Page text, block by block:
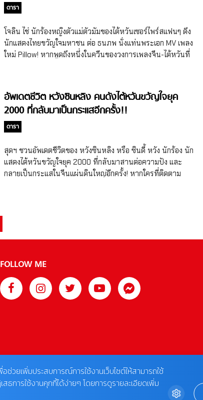
ดารา
โจลิน ไช่ นักร้องหญิงตัวแม่ตัวมัมของไต้หวันเซอร์ไพร์สแฟนๆ ดึง
นักแสดงไทยขวัญใจมหาชน ต่อ ธนภพ นั่งแท่นพระเอก MV เพลง
ใหม่ Pillow! หากพูดถึงหนึ่งในควีนของวงการเพลงจีน-ไต้หวันที่
ไช่เป็นนักร้อง นักแต่งเพลง โปรดิวเซอร์ นักแสดงไต้หวันวัย 44 ปี
และจะอายุครบ 45 กะรัตในวันที่ 15 ก.ย. 2025 นี้แล้ว แต่ความ
แซ่บของเธอคนนี้เรียกว่านับวันยิ่งแซ่บ นับวันยิ่งปั๊วะสุดๆ ค่ะ
ก่อนอื่นต้องย้อนกลับไปก่อนว่าโจลิน ไช่เข้าแข่งขันในรายการ
เพลงหนึ่งของไต้หวันในปี 1998 และได้รับรางวัลชนะเลิศ จาก
นั้นก็เริ่มมีผลงานอัลบั้มชุดแรกในปีต่อมาใช้ชื่อว่า 1019 ซึ่งถือเป็น
อัลบั้มที่เดบิวต์เธอในฐานะนักร้องอย่างเป็นทางการ ต่อมาในปี
2006 โจลินออกอัลบั้มชุดใหม่ Dancing Diva ที่เปลี่ยนแนวเพลง
อัพเดตชีวิต หวังซินหลิง คนดังไต้หวันขวัญใจยุค
2000 ที่กลับมาเป็นกระแสอีกครั้ง!!
ดารา
สุดฯ ชวนอัพเดตชีวิตของ หวังซินหลิง หรือ ซินดี้ หวัง นักร้อง นัก
แสดงไต้หวันขวัญใจยุค 2000 ที่กลับมาสานต่อความปัง และ
กลายเป็นกระแสในจีนแผ่นดินใหญ่อีกครั้ง! หากใครที่ติดตาม
จากการรับบทนางรองในซีรี่ย์ไต้หวัน Westside Story ที่มีฮั่ว
ที่ทำให้ซินดี้ หวังโด่งดังแบบก้าวกระโดด ต้องยกให้ผลงานเพลง
ในอัลบั้มที่ 2 ที่ชื่อ Cyndi Loves You ที่มีเพลง Ai Ni ที่ฮิตตลอด
กาลมาจนถึงทุกวันนี้ และอยู่ในความทรงจำของเด็กยุค 2000 ได้
อย่างลึกซึ้ง หลังจากนั้นหวังซินหลิงก็ยังส่งผลงานเพลงออกมา
FOLLOW ME
อช่วยเพิ่มประสบการณ์การใช้งานเว็บไซต์ให้สามารถใช้
การใช้งานคุกกี้ได้ง่ายๆ โดยการดูรายละเอียดเพิ่ม